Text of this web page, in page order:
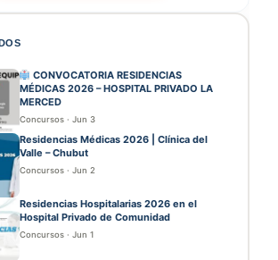
CONVOCATORIA RESIDENCIAS
MÉDICAS 2026 – HOSPITAL PRIVADO LA
MERCED
Concursos · Jun 3
Residencias Médicas 2026 | Clínica del
Valle – Chubut
Concursos · Jun 2
Residencias Hospitalarias 2026 en el
Hospital Privado de Comunidad
Concursos · Jun 1